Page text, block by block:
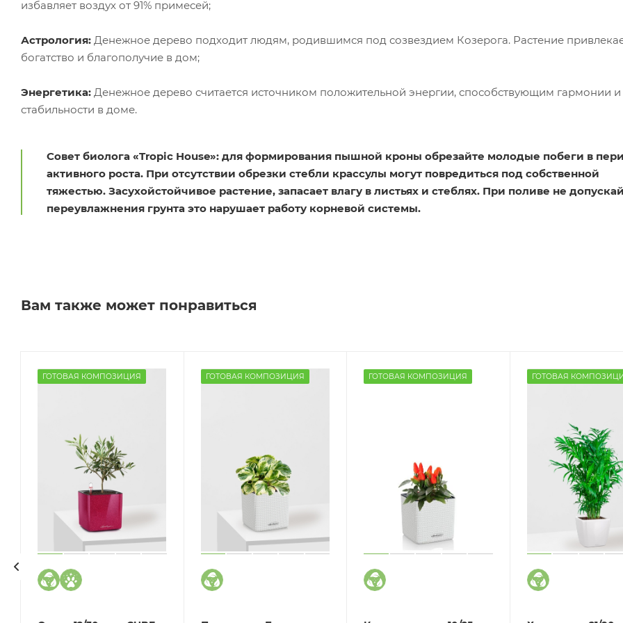
избавляет воздух от 91% примесей;
Астрология: Денежное дерево подходит людям, родившимся под созвездием Козерога. Растение
богатство и благополучие в дом;
Энергетика: Денежное дерево считается источником положительной энергии, способствующим гармонии и
стабильности в доме.
Совет биолога «Tropic House»: для формирования пышной кроны обрезайте молодые побеги в
активного роста. При отсутствии обрезки стебли крассулы могут повредиться под собственной
тяжестью. Засухойстойчивое растение, запасает влагу в листьях и стеблях. При поливе не
переувлажнения грунта это нарушает работу корневой системы.
Вам также может понравиться
ГОТОВАЯ КОМПОЗИЦИЯ ГОТОВАЯ КОМПОЗИЦИЯ ГОТОВАЯ КОМПОЗИЦИЯ ГОТОВАЯ